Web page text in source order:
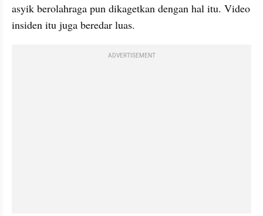
asyik berolahraga pun dikagetkan dengan hal itu. Video
insiden itu juga beredar luas.
ADVERTISEMENT